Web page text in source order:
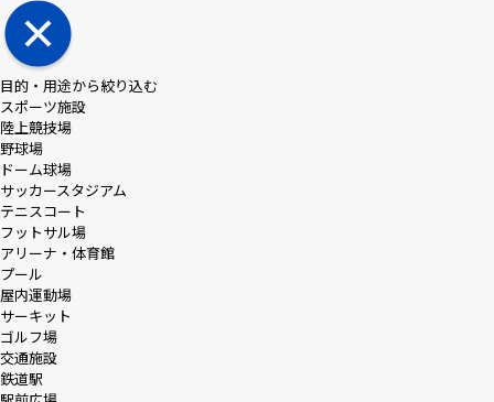
目的・用途から絞り込む
スポーツ施設
陸上競技場
野球場
ドーム球場
サッカースタジアム
テニスコート
フットサル場
アリーナ・体育館
プール
屋内運動場
サーキット
ゴルフ場
交通施設
鉄道駅